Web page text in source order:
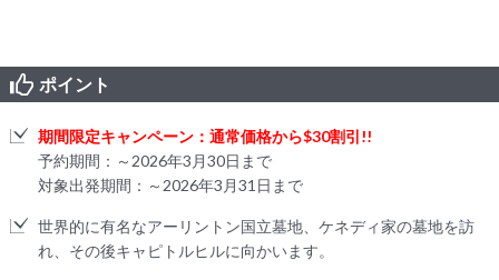
ポイント
期間限定キャンペーン：通常価格から$30割引!!
予約期間：～2026年3月30日まで
対象出発期間：～2026年3月31日まで
世界的に有名なアーリントン国立墓地、ケネディ家の墓地を訪
れ、その後キャピトルヒルに向かいます。